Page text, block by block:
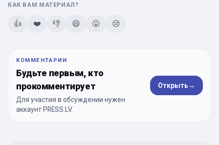
КАК ВАМ МАТЕРИАЛ?
👍 ❤️ 👎 😄 😮 😢
КОММЕНТАРИИ
Будьте первым, кто
прокомментирует
Для участия в обсуждении нужен
аккаунт PRESS.LV.
Открыть→